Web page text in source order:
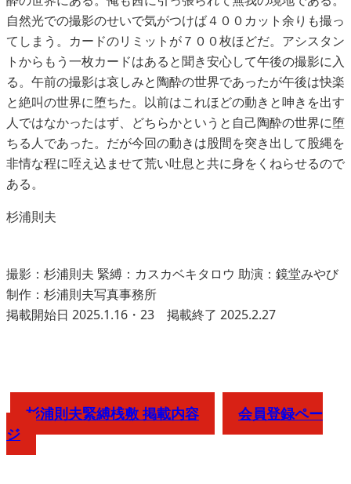
自然光での撮影のせいで気がつけば４００カット余りも撮っ
てしまう。カードのリミットが７００枚ほどだ。アシスタン
トからもう一枚カードはあると聞き安心して午後の撮影に入
る。午前の撮影は哀しみと陶酔の世界であったが午後は快楽
と絶叫の世界に堕ちた。以前はこれほどの動きと呻きを出す
人ではなかったはず、どちらかというと自己陶酔の世界に堕
ちる人であった。だが今回の動きは股間を突き出して股縄を
非情な程に咥え込ませて荒い吐息と共に身をくねらせるので
ある。
杉浦則夫
撮影：杉浦則夫 緊縛：カスカベキタロウ 助演：鏡堂みやび
制作：杉浦則夫写真事務所
掲載開始日 2025.1.16・23 掲載終了 2025.2.27
杉浦則夫緊縛桟敷 掲載内容
会員登録ペー
ジ